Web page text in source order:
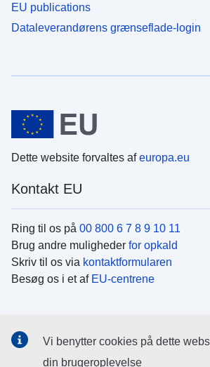
EU publications
Dataleverandørens grænseflade-login
Dette website forvaltes afeuropa.eu
Kontakt EU
Ring til os på 00 800 6 7 8 9 10 11
Brug andre muligheder for opkald
Skriv til os via kontaktformularen
Besøg os i et af EU-centrene
Søg efter EU's sider påsociale medier
Vi benytter cookies på dette
din brugeroplevelse